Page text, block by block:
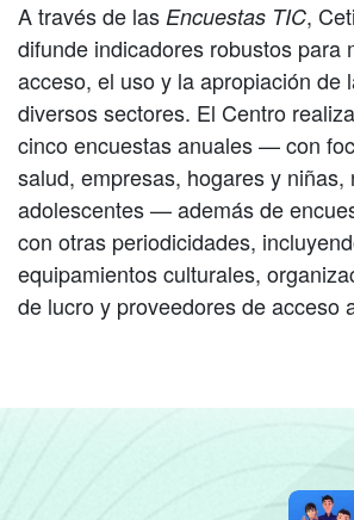
A través de las Encuestas TIC,
difunde indicadores robustos para
acceso, el uso y la apropiación de
diversos sectores. El Centro
cinco encuestas anuales — con
salud, empresas, hogares y niñas,
adolescentes — además de
con otras periodicidades,
equipamientos culturales,
de lucro y proveedores de acceso